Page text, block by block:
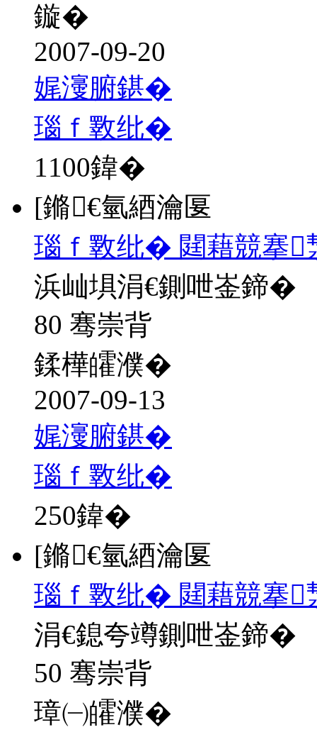
鏇�
2007-09-20
娓濅腑鍖�
瑙ｆ斁纰�
1100鍏�
[鏅€氫綇瀹匽
瑙ｆ斁纰� 閮藉競搴
浜屾埧涓€鍘呭崟鍗�
80 骞崇背
鍒樺皬濮�
2007-09-13
娓濅腑鍖�
瑙ｆ斁纰�
250鍏�
[鏅€氫綇瀹匽
瑙ｆ斁纰� 閮藉競搴
涓€鎴夸竴鍘呭崟鍗�
50 骞崇背
璋㈠皬濮�